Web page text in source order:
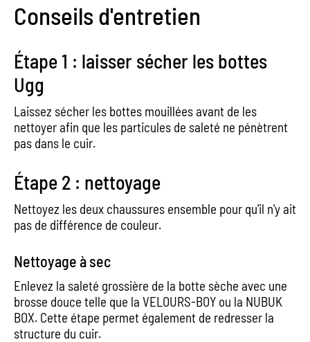
Conseils d'entretien
Étape 1 : laisser sécher les bottes
Ugg
Laissez sécher les bottes mouillées avant de les
nettoyer afin que les particules de saleté ne pénètrent
pas dans le cuir.
Étape 2 : nettoyage
Nettoyez les deux chaussures ensemble pour qu'il n'y ait
pas de différence de couleur.
Nettoyage à sec
Enlevez la saleté grossière de la botte sèche avec une
brosse douce telle que la VELOURS-BOY ou la NUBUK
BOX. Cette étape permet également de redresser la
structure du cuir.